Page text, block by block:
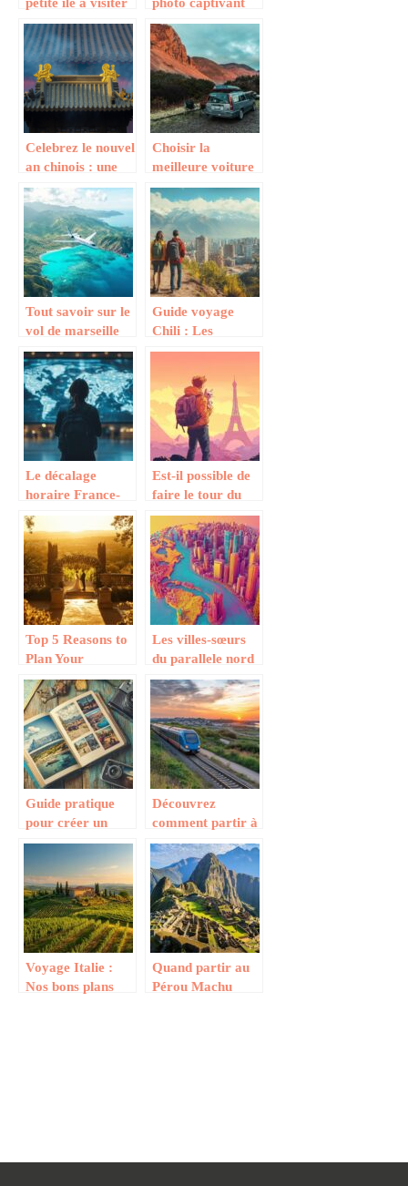
pour vous assurer
des vacances de
reve
pour raconter
votre histoire
Celebrez le nouvel
an chinois : une
explosion de
saveurs et de
couleurs
Choisir la
meilleure voiture
de tourisme pour
des vacances
réussies
Tout savoir sur le
vol de marseille
vers la république
dominicaine pour
un voyage
inoubliable
Guide voyage
Chili : Les
meilleures
Torres del Paine
en 2025
Le décalage
horaire France-
Asie expliqué :
conseils d’experts
pour un voyage
réussi
Est-il possible de
faire le tour du
monde avec son
chat ? Les pays
les plus
accueillants pour
les félins
Top 5 Reasons to
Plan Your
Destination
Wedding in
France : Les plus
beaux chateaux
pour votre
reportage photo
Les villes-sœurs
du parallele nord
: De New York a
Naples
Guide pratique
pour créer un
album photo
après un road trip
Découvrez
comment partir à
l’aventure sur
l’Île d’Yeu en
partant de
Bordeaux
facilement
Voyage Italie :
Nos bons plans
Quand partir au
Pérou Machu